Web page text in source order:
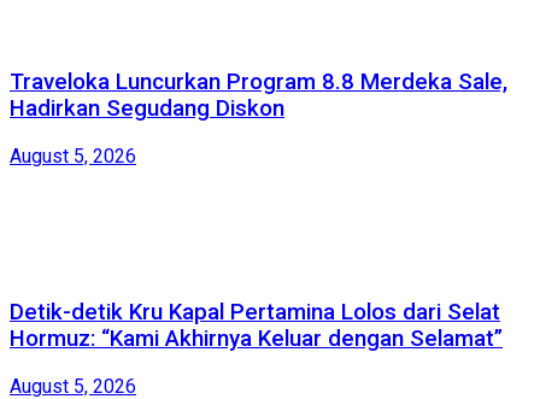
Traveloka Luncurkan Program 8.8 Merdeka Sale,
Hadirkan Segudang Diskon
August 5, 2026
Detik-detik Kru Kapal Pertamina Lolos dari Selat
Hormuz: “Kami Akhirnya Keluar dengan Selamat”
August 5, 2026